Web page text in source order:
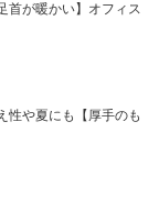
首が暖かい】オフィス
性や夏にも【厚手のも